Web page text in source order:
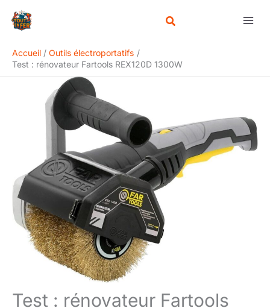
Accueil
Outils électroportatifs
Test : rénovateur Fartools REX120D 1300W
Test : rénovateur Fartools